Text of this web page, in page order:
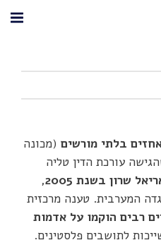
בלתי מורשים (מכונה
עורכת הדין טליה
שרון בשנת 2005
,
המערבית. טענה מרכזית
רבים הוקמו על אדמות
לתושבים פלסטינים.